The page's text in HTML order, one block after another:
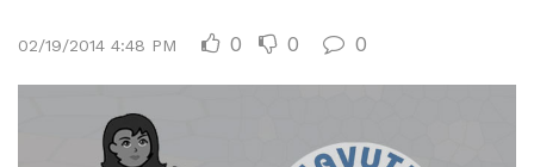
02/19/2014 4:48 PM 0 0 0